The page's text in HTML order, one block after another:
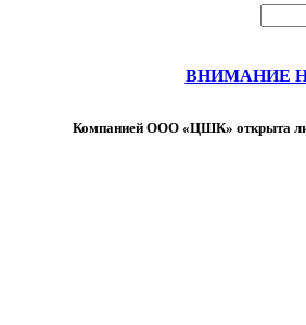
ВНИМАНИЕ
Компанией ООО «ЦШК» открыта